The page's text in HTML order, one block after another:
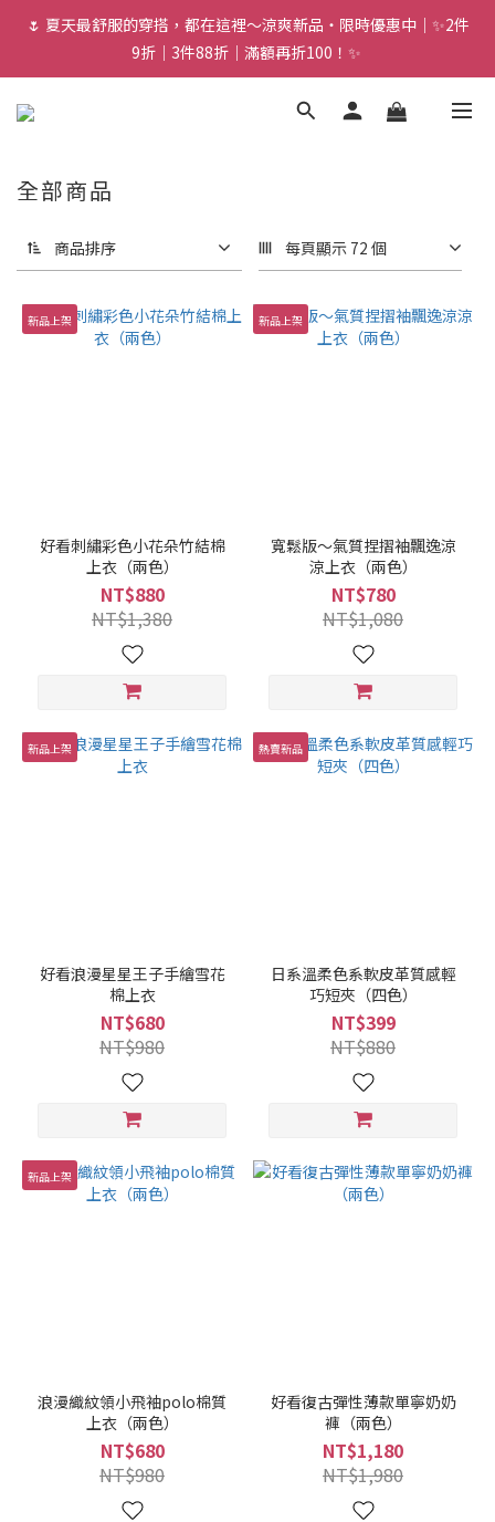
🌷 夏天最舒服的穿搭，都在這裡～涼爽新品・限時優惠中｜✨2件
9折｜3件88折｜滿額再折100！✨
全部商品
商品排序 每頁顯示 72 個
新品上架
好看刺繡彩色小花朵竹結棉
上衣（兩色）
NT$880
NT$1,380
新品上架
寬鬆版～氣質捏摺袖飄逸涼
涼上衣（兩色）
NT$780
NT$1,080
新品上架
好看浪漫星星王子手繪雪花
棉上衣
NT$680
NT$980
熱賣新品
日系溫柔色系軟皮革質感輕
巧短夾（四色）
NT$399
NT$880
新品上架
浪漫織紋領小飛袖polo棉質
上衣（兩色）
NT$680
NT$980
好看復古彈性薄款單寧奶奶
褲（兩色）
NT$1,180
NT$1,980